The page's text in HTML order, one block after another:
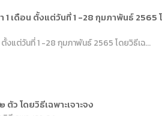
ารณะ
น 6 เดือน
ระกาศยกเลิกการจัดหา
สัญญา
แผนปฏิบัติการจัดซื้อจัดจ้างประจำปี
ภาพถ่าย
1 เดือน ตั้งแต่วันที่ 1 -28 กุมภาพันธ์ 2565
งแต่วันที่ 1 -28 กุมภาพันธ์ 2565 โดยวิธีเฉ...
ว โดยวิธีเฉพาะเจาะจง